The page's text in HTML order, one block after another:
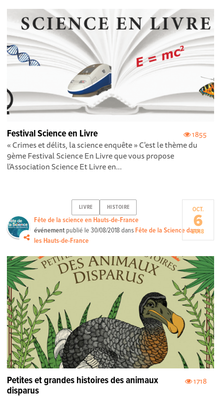
1855
Festival Science en Livre
« Crimes et délits, la science enquête » C'est le thème du
9ème Festival Science En Livre que vous propose
l’Association Science Et Livre en...
LIVRE HISTOIRE
Fête de la science en Hauts-de-France
événement publié le30/08/2018 dans Fête de la Science dans
les Hauts-de-France
OCT.
6
2018
1718
Petites et grandes histoires des animaux
disparus